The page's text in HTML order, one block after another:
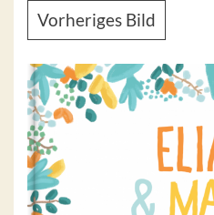
Vorheriges Bild